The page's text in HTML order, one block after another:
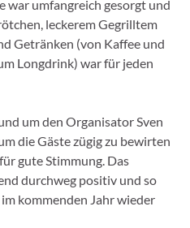
war umfangreich gesorgt und
leckerem Gegrilltem
Getränken (von Kaffee und
Longdrink) war für jeden
um den Organisator Sven
die Gäste zügig zu bewirten
gute Stimmung. Das
durchweg positiv und so
kommenden Jahr wieder